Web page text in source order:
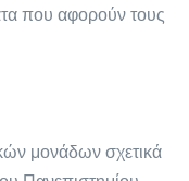
που αφορούν τους
μονάδων σχετικά